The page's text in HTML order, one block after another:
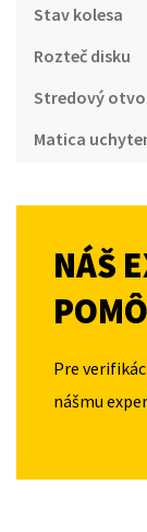
Stav kolesa
Rozteč disku
Stredový
Matica
NÁŠ
Pre
nášmu